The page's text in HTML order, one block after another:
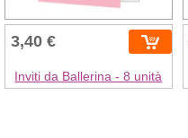
3,40 €
Inviti da Ballerina - 8 unità